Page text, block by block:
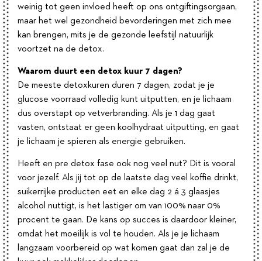
weinig tot geen invloed heeft op ons ontgiftingsorgaan,
maar het wel gezondheid bevorderingen met zich mee
kan brengen, mits je de gezonde leefstijl natuurlijk
voortzet na de detox.
Waarom duurt een detox kuur 7 dagen?
De meeste detoxkuren duren 7 dagen, zodat je je
glucose voorraad volledig kunt uitputten, en je lichaam
dus overstapt op vetverbranding. Als je 1 dag gaat
vasten, ontstaat er geen koolhydraat uitputting, en gaat
je lichaam je spieren als energie gebruiken.
Heeft en pre detox fase ook nog veel nut? Dit is vooral
voor jezelf. Als jij tot op de laatste dag veel koffie drinkt,
suikerrijke producten eet en elke dag 2 á 3 glaasjes
alcohol nuttigt, is het lastiger om van 100% naar 0%
procent te gaan. De kans op succes is daardoor kleiner,
omdat het moeilijk is vol te houden. Als je je lichaam
langzaam voorbereid op wat komen gaat dan zal je de